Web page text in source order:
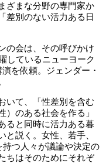
ざまな分野の専門家か
差別のない活力ある日
の会は、その呼びかけ
しているニューヨーク
を依頼。ジェンダー・
いて、「性差別を含む
）のある社会を作る」
ると同時に活力ある暮
と説く。女性、若手、
つ人々が議論や決定の
ちはそのためにそれぞ